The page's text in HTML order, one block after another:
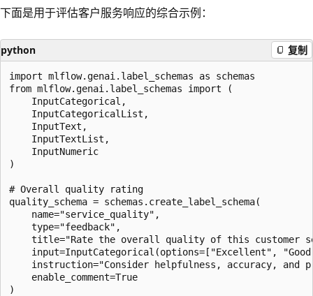
下面是用于评估客户服务响应的综合示例：
python 复制
import mlflow.genai.label_schemas as schemas
from mlflow.genai.label_schemas import (
    InputCategorical,
    InputCategoricalList,
    InputText,
    InputTextList,
    InputNumeric
)
# Overall quality rating
quality_schema = schemas.create_label_schema(
    name="service_quality",
    type="feedback",
title="Rate the overall quality of this customer
input=InputCategorical(options=["Excellent",
instruction="Consider helpfulness, accuracy, and
    enable_comment=True
)